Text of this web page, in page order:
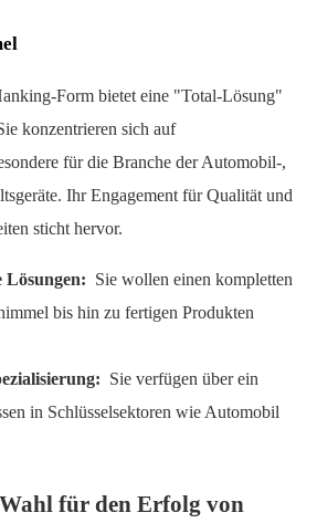
Form bietet eine "Total-Lösung"
konzentrieren sich auf
für die Branche der Automobil-,
Ihr Engagement für Qualität und
sticht hervor.
Lösungen: Sie wollen einen kompletten
bis hin zu fertigen Produkten
Sie verfügen über ein
in Schlüsselsektoren wie Automobil
für den Erfolg von